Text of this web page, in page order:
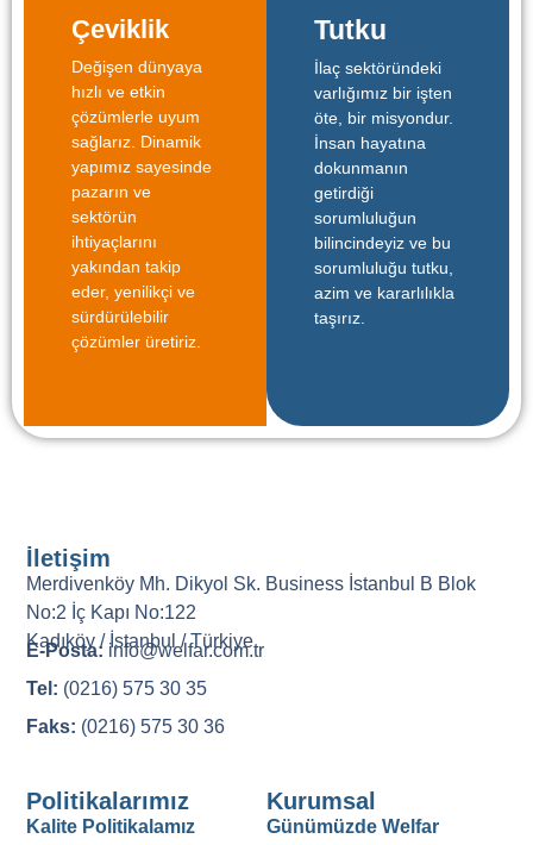
Çeviklik
Değişen dünyaya
hızlı ve etkin
çözümlerle uyum
sağlarız. Dinamik
yapımız sayesinde
pazarın ve
sektörün
ihtiyaçlarını
yakından takip
eder, yenilikçi ve
sürdürülebilir
çözümler üretiriz.
Tutku
İlaç sektöründeki
varlığımız bir işten
öte, bir misyondur.
İnsan hayatına
dokunmanın
getirdiği
sorumluluğun
bilincindeyiz ve bu
sorumluluğu tutku,
azim ve kararlılıkla
taşırız.
Kurumsal
Günümüzde Welfar
Politikalarımız
Kalite Politikalamız
İletişim
Merdivenköy Mh. Dikyol Sk. Business İstanbul B Blok
No:2 İç Kapı No:122
Kadıköy / İstanbul / Türkiye
E-Posta: info@welfar.com.tr
Tel: (0216) 575 30 35
Faks: (0216) 575 30 36